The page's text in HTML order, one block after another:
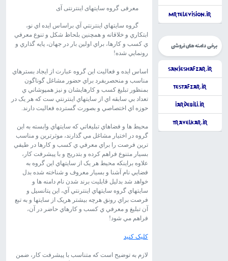
MrTelevision.ir
برخی دامنه های فروشی
SanjeshAfzar.ir
TestAfzar.ir
iArdebili.ir
TravelKar.ir
معرفی گروه سایتهای اینترنتی آی
گروه سايتهاي اينترنتي آي براساس ايده اي نو،
ابتکاري و خلاقانه و همچنين بلحاظ شکل و تنوع معرفي
ي کسب و کارها، براي اولين بار در جهان، پايه گذاري و
رونمايي شده!
اساس ايده و فعاليت اين گروه عبارت از ايجاد بسترهاي
مناسب و منحصربفرد براي حضور مشاغل گوناگون
بمنظور تبليغ کسب و کارهايشان و نيز همپوشاني ي
تعداد بي سابقه اي از سايتهاي اينترنتي ست که هر يک در
حوزه اي اختصاصي و بصورت گسترده فعاليت دارند.
محيط ها و فضاهاي تبليغاتي که سايتهاي وابسته به اين
گروه در اختيار مشاغل مي گذارند، موثرترين و مناسب
ترين فرصت را براي معرفي ي کسب و کارها در طيفي
بسيار متنوع فراهم کرده و بتدريج و با پيشرفت کار،
علاوه براينکه محيط هر يک از سايتهاي اين گروه به
فضايي نام آشنا و بسيار معروف و شناخته شده بدل
خواهد شد بدليل قابليت برند شدن نام دامنه ها و
سايتهاي گروه سايتهاي اينترنتي آي، اين پتانسيل و
فرصت براي رونق هرچه بيشتر هريک از سايتها و به تبع
آن تبليغ و معرفي ي کسب و کارهاي حاضر در آن،
فراهم مي شود!
کليک کنيد
لازم به توضيح است که متناسب با پيشرفت کار، ضمن